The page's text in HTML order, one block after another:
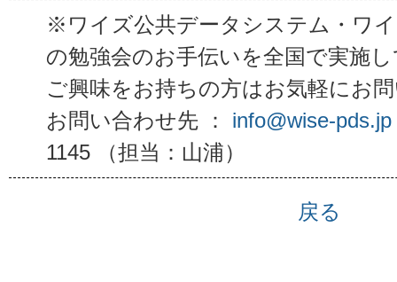
※ワイズ公共データシステム・ワ
の勉強会のお手伝いを全国で実施
ご興味をお持ちの方はお気軽にお
お問い合わせ先 ： info@wise-pds.jp
1145 （担当：山浦）
戻る